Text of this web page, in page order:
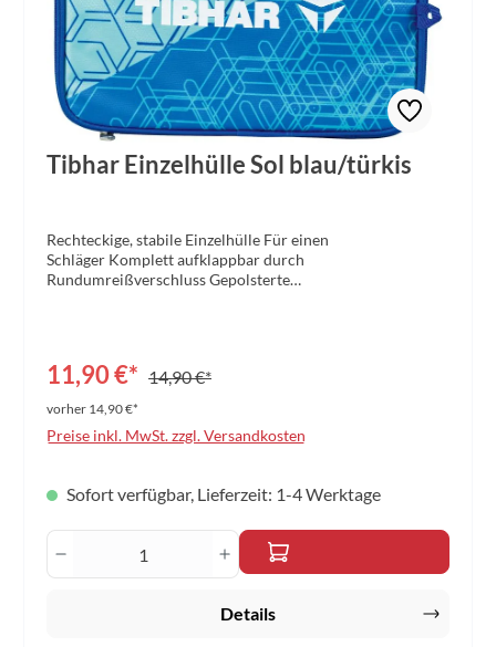
Tibhar Einzelhülle Sol blau/türkis
Rechteckige, stabile Einzelhülle Für einen
Schläger Komplett aufklappbar durch
Rundumreißverschluss Gepolsterte
11,90 €* 14,90 €*
vorher 14,90 €*
Preise inkl. MwSt. zzgl. Versandkosten
Sofort verfügbar, Lieferzeit: 1-4 Werktage
Produkt Anzahl: Gib den gewünschten
Details